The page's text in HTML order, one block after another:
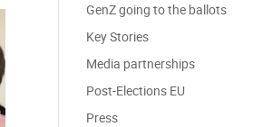
GenZ going to the ballots
Key Stories
Media partnerships
Post-Elections EU
Press